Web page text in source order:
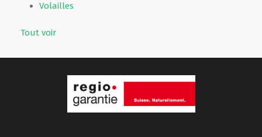
Volailles
Tout voir